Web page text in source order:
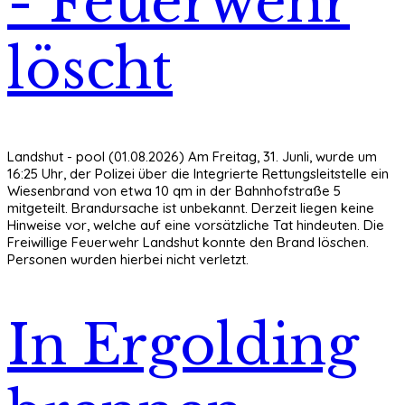
löscht
Landshut - pool (01.08.2026) Am Freitag, 31. Junli, wurde um
16:25 Uhr, der Polizei über die Integrierte Rettungsleitstelle ein
Wiesenbrand von etwa 10 qm in der Bahnhofstraße 5
mitgeteilt. Brandursache ist unbekannt. Derzeit liegen keine
Hinweise vor, welche auf eine vorsätzliche Tat hindeuten. Die
Freiwillige Feuerwehr Landshut konnte den Brand löschen.
Personen wurden hierbei nicht verletzt.
In Ergolding